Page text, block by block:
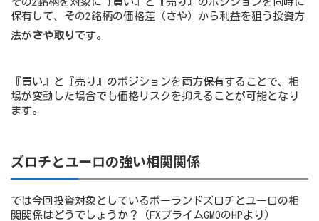
保有して、その2銘柄の価格差（さや）から利益を狙う投資方
法が さや取り です。
『買い』と『売り』のポジションを両方保有することで、相
場が変動した場合でも価格リスクを抑えることが可能となり
ます。
ズロチとユーロの強い相関関係
では今回投資対象としているポーランドズロチとユーロの相
関関係はどうでしょうか？（FXプライムGMOのHPより）